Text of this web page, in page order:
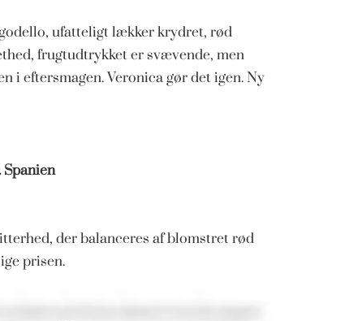
ufatteligt lækker krydret, rød
frugtudtrykket er svævende, men
i eftersmagen. Veronica gør det igen. Ny
der balanceres af blomstret rød
prisen.